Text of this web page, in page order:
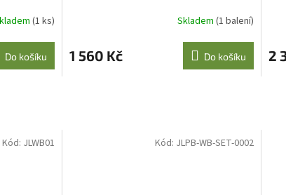
(1 ks)
Do košíku
A
Skladem (1 balení)
1 560 Kč Do košíku
je
2
Kód: JLWB01 Kód: JLPB-WB-SET-0002